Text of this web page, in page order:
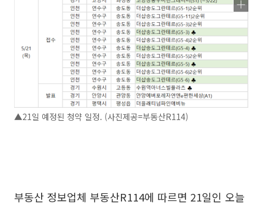
▲21일 예정된 청약 일정. (사진제공=부동산R114)
부동산 정보업체 부동산R114에 따르면 21일인 오늘